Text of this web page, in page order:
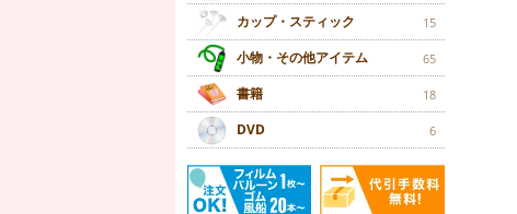
カップ・スティック 15
小物・その他アイテム 65
書籍 18
DVD 6